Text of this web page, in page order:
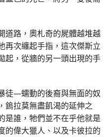
道路，奧札奇的屍體越堆越
再次纏起手指，這次傑斯立
起，從牆的另一頭出現的手
徒—蠕動的後裔與無面的奴
鎢拉莫無盡飢渴的延伸之
是誰，牠們並不在乎他就是
的偉大獵人、以及卡彼拉的